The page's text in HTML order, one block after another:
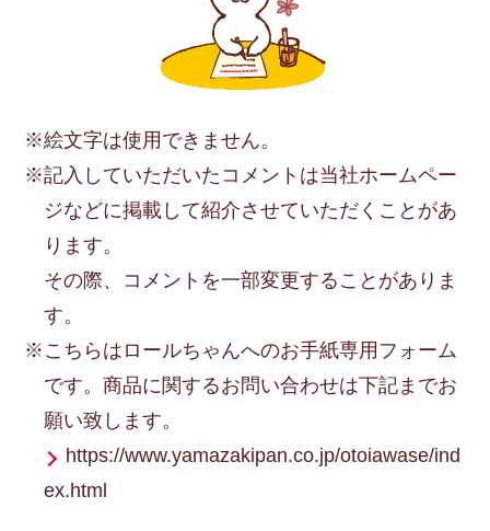
※絵文字は使用できません。
※記入していただいたコメントは当社ホームペー
ジなどに掲載して紹介させていただくことがあ
ります。
その際、コメントを一部変更することがありま
す。
※こちらはロールちゃんへのお手紙専用フォーム
です。商品に関するお問い合わせは下記までお
願い致します。
https://www.yamazakipan.co.jp/otoiawase/ind
ex.html